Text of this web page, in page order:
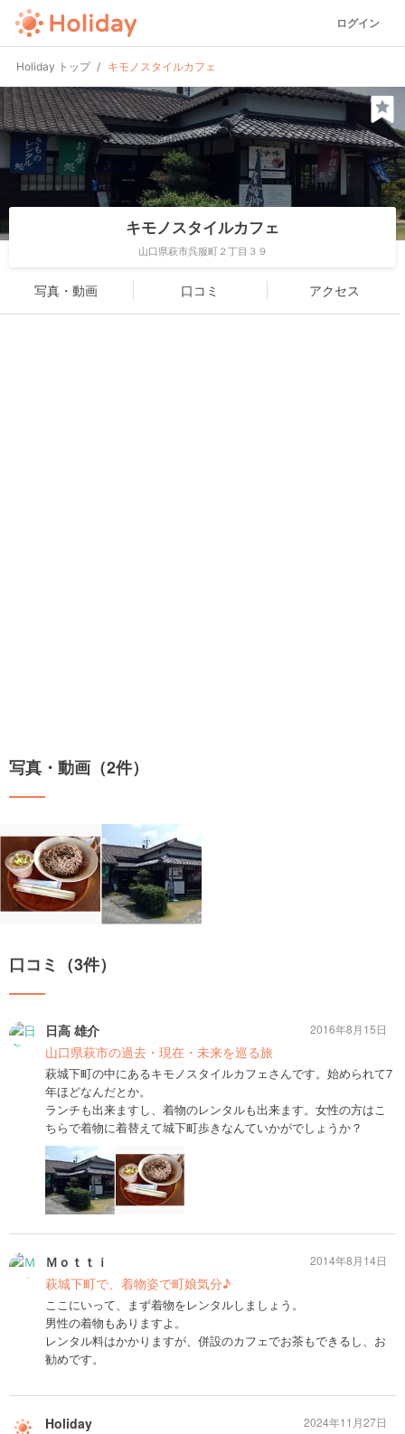
ログイン
Holiday トップ キモノスタイルカフェ
キモノスタイルカフェ
山口県萩市呉服町２丁目３９
写真・動画 口コミ アクセス
写真・動画（2件）
口コミ（3件）
日高 雄介
山口県萩市の過去・現在・未来を巡る旅
萩城下町の中にあるキモノスタイルカフェさんです。始められて7
年ほどなんだとか。
ランチも出来ますし、着物のレンタルも出来ます。女性の方はこ
ちらで着物に着替えて城下町歩きなんていかがでしょうか？
2016年8月15日
Ｍｏｔｔｉ
萩城下町で、着物姿で町娘気分♪
ここにいって、まず着物をレンタルしましょう。
男性の着物もありますよ。
レンタル料はかかりますが、併設のカフェでお茶もできるし、お
勧めです。
2014年8月14日
Holiday 2024年11月27日